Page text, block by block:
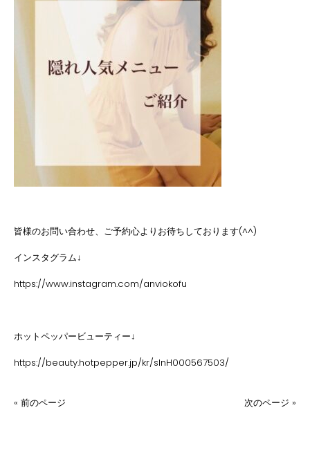
皆様のお問い合わせ、ご予約心よりお待ちしております(^^)
インスタグラム↓
https://www.instagram.com/anviokofu
ホットペッパービューティー↓
https://beauty.hotpepper.jp/kr/slnH000567503/
« 前のページ 次のページ »